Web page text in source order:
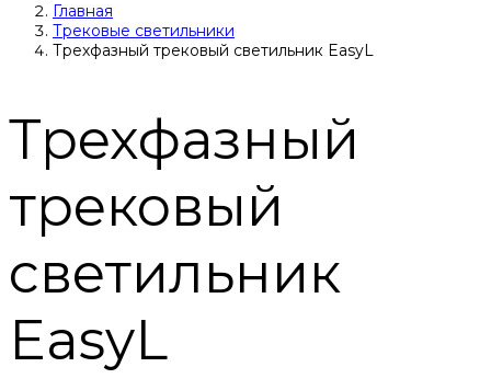
Главная
Трековые светильники
Трехфазный трековый светильник EasyL
Трехфазный
трековый
светильник
EasyL